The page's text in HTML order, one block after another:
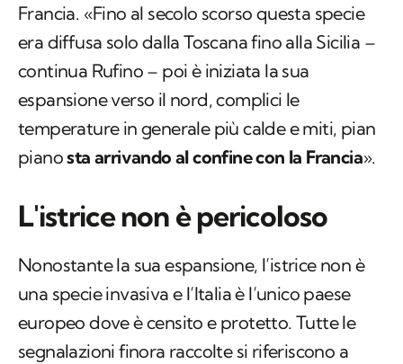
Francia. «Fino al secolo scorso questa specie
era diffusa solo dalla Toscana fino alla Sicilia –
continua Rufino – poi è iniziata la sua
espansione verso il nord, complici le
temperature in generale più calde e miti, pian
pianosta arrivando al confine con la Francia».
L'istrice non è pericoloso
Nonostante la sua espansione, l’istrice non è
una specie invasiva e l’Italia è l’unico paese
europeo dove è censito e protetto. Tutte le
segnalazioni finora raccolte si riferiscono a